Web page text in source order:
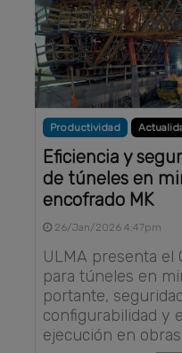
Productividad
Eficiencia y
de túneles en
encofrado MK
26/Jan/2026 4:47pm
ULMA presenta el
para túneles en
portante,
configurabilidad y
ejecución en